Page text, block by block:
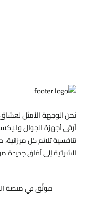
نحن الوجهة الأمثل
أرقى أجهزة الجوال
تنافسية تلائم كل
الشرائية إلى آفاق جديدة
موثّق في منصة